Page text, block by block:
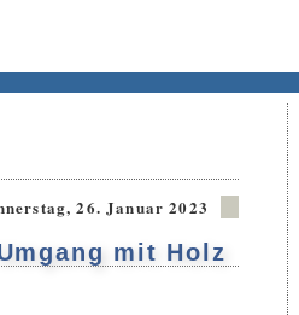
26. Januar 2023
mit Holz